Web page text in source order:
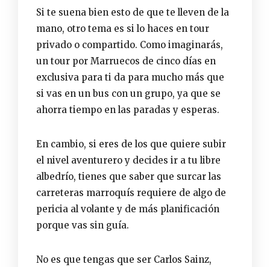
Si te suena bien esto de que te lleven de la
mano, otro tema es si lo haces en tour
privado o compartido. Como imaginarás,
un tour por Marruecos de cinco días en
exclusiva para ti da para mucho más que
si vas en un bus con un grupo, ya que se
ahorra tiempo en las paradas y esperas.
En cambio, si eres de los que quiere subir
el nivel aventurero y decides ir a tu libre
albedrío, tienes que saber que surcar las
carreteras marroquís requiere de algo de
pericia al volante y de más planificación
porque vas sin guía.
No es que tengas que ser Carlos Sainz,